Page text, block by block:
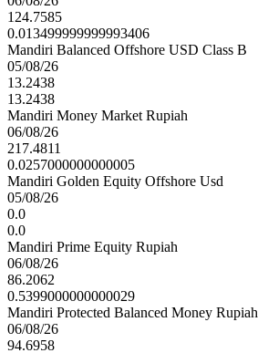
124.7585
0.013499999999993406
Mandiri Balanced Offshore USD Class B
05/08/26
13.2438
13.2438
Mandiri Money Market Rupiah
06/08/26
217.4811
0.0257000000000005
Mandiri Golden Equity Offshore Usd
05/08/26
0.0
0.0
Mandiri Prime Equity Rupiah
06/08/26
86.2062
0.5399000000000029
Mandiri Protected Balanced Money Rupiah
06/08/26
94.6958